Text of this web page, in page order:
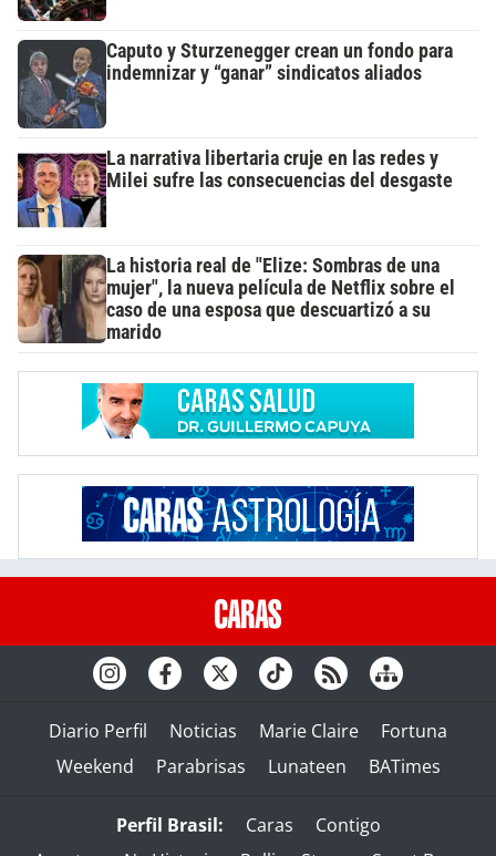
Caputo y Sturzenegger crean un fondo para
indemnizar y “ganar” sindicatos aliados
La narrativa libertaria cruje en las redes y
Milei sufre las consecuencias del desgaste
La historia real de "Elize: Sombras de una
mujer", la nueva película de Netflix sobre el
caso de una esposa que descuartizó a su
marido
Diario Perfil Noticias Marie Claire
Fortuna
Weekend
Parabrisas Lunateen BATimes
Perfil Brasil: Caras
Contigo